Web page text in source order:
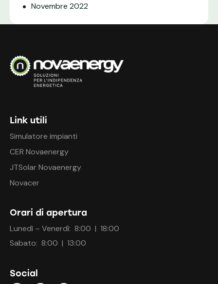
Novembre2022
Link utili
Simulatore impianti
CER Novaenergy
JTSolar Novaenergy
Novacer
Orari di apertura
Lunedì – Venerdì: 8:00 | 18:00
Sabato: 8:00 | 13:00
Social